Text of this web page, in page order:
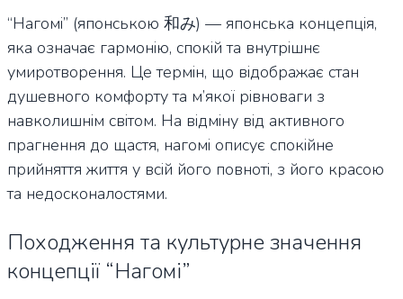
“Нагомі” (японською 和み) — японська концепція,
яка означає гармонію, спокій та внутрішнє
умиротворення. Це термін, що відображає стан
душевного комфорту та м’якої рівноваги з
навколишнім світом. На відміну від активного
прагнення до щастя, нагомі описує спокійне
прийняття життя у всій його повноті, з його красою
та недосконалостями.
Походження та культурне значення
концепції “Нагомі”